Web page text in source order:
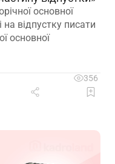
основної
на відпустку писати
основної
356